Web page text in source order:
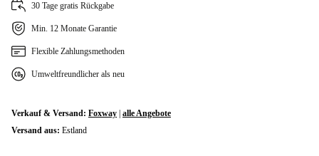
30 Tage gratis Rückgabe
Min. 12 Monate Garantie
Flexible Zahlungsmethoden
Umweltfreundlicher als neu
Verkauf & Versand: Foxway alle Angebote
Versand aus: Estland